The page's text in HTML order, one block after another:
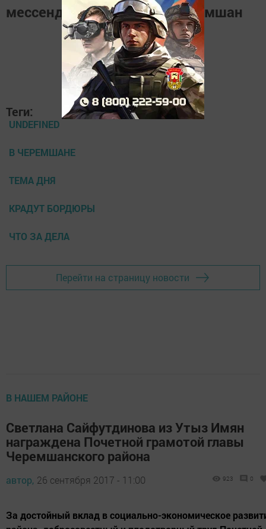
мессенджереMАХНаш Черемшан
Теги:
UNDEFINED
В ЧЕРЕМШАНЕ
ТЕМА ДНЯ
КРАДУТ БОРДЮРЫ
ЧТО ЗА ДЕЛА
Перейти на страницу новости
В НАШЕМ РАЙОНЕ
Светлана Сайфутдинова из Утыз Имян
награждена Почетной грамотой главы
Черемшанского района
автор, 26 сентября 2017 - 11:00 923 0
За достойный вклад в социально-экономическое